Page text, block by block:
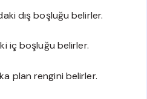
dış boşluğu belirler.
iç boşluğu belirler.
plan rengini belirler.